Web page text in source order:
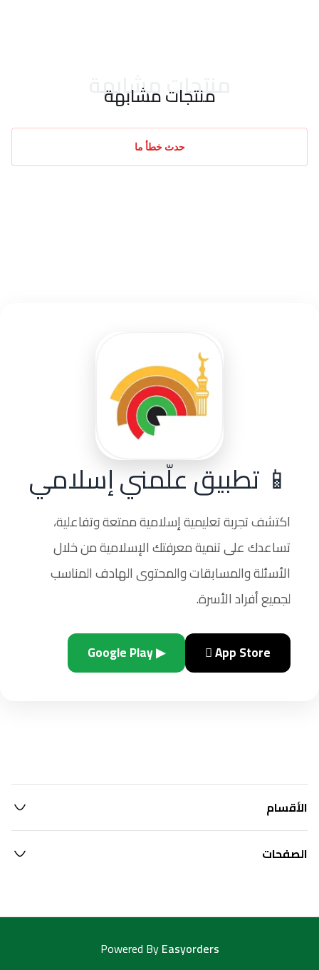
منتجات مشابهة
منتجات مشابهة
حدث خطأ ما
📱 تطبيق علّمني إسلامي
اكتشف تجربة تعليمية إسلامية ممتعة وتفاعلية،
تساعدك على تنمية معرفتك الإسلامية من خلال
الأسئلة والمسابقات والمحتوى الهادف المناسب
لجميع أفراد الأسرة.
 App Store
▶ Google Play
الأقسام
الصفحات
Powered ByEasyorders